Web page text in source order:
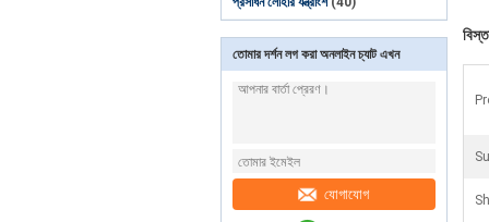
তোমার দর্শন লগ করা অনলাইন চ্যাট এখন
যোগাযোগ